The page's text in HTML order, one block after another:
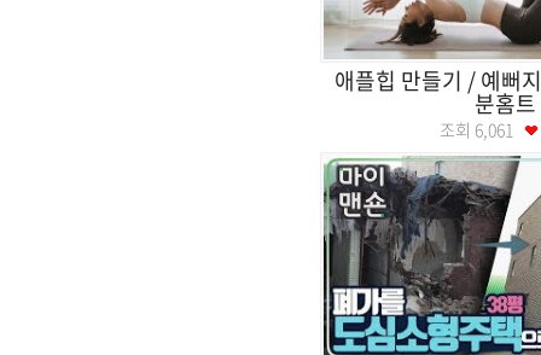
애플힙 만들기 / 예뻐
분홈트
조회 6,061